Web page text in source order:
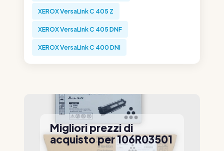
XEROX VersaLink C 405 Z
XEROX VersaLink C 405 DNF
XEROX VersaLink C 400 DNI
Migliori prezzi di
acquisto per 106R03501